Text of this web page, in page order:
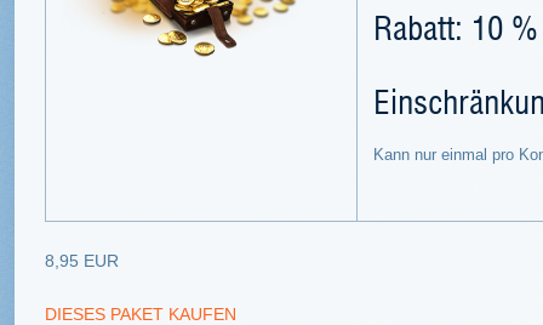
Rabatt: 10 %
Kann nur einmal pro
8,95 EUR
DIESES PAKET KAUFEN